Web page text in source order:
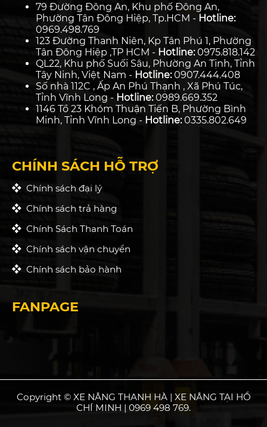
79 Đường Đông An, Khu phố Đông An,
Phường Tân Đông Hiệp, Tp.HCM - Hotline:
0969.498.769
123 Đường Thanh Niên, Kp Tân Phú 1, Phường
Tân Đông Hiệp ,TP HCM - Hotline:0975.818.142
QL22, Khu phố Suối Sâu, Phường An Tịnh, Tỉnh
Tây Ninh, Việt Nam - Hotline:0907.444.408
Số nhà 112C , Ấp An Phú Thạnh , Xã Phú Túc,
Tỉnh Vĩnh Long - Hotline:0989.669.352
1146 Tổ 23 Khóm Thuận Tiến B, Phường Bình
Minh, Tỉnh Vĩnh Long - Hotline:0335.802.649
CHÍNH SÁCH HỖ TRỢ
Chính sách đại lý
Chính sách trả hàng
Chính Sách Thanh Toán
Chính sách vận chuyển
Chính sách bảo hành
FANPAGE
Copyright © XE NÂNG THANH HÀ | XE NÂNG TẠI HỒ
CHÍ MINH | 0969 498 769.